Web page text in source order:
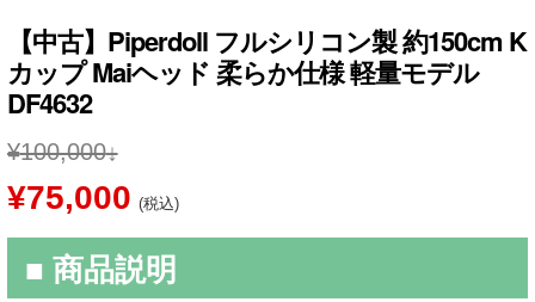
【中古】Piperdoll フルシリコン製 約150cm K
カップ Maiヘッド 柔らか仕様 軽量モデル
DF4632
¥100,000
元
の
価
¥75,000現
在
の
(税込)
■ 商品説明